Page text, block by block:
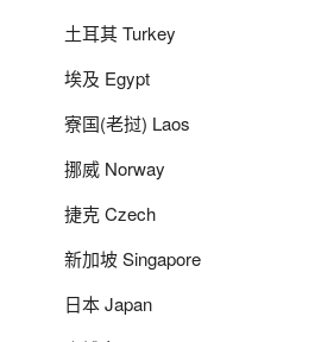
土耳其 Turkey
埃及 Egypt
寮国(老挝) Laos
挪威 Norway
捷克 Czech
新加坡 Singapore
日本 Japan